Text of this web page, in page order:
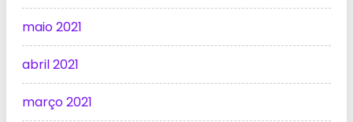
maio 2021
abril 2021
março 2021